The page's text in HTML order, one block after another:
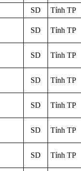
SD Tỉnh TP
SD Tỉnh TP
SD Tỉnh TP
SD Tỉnh TP
SD Tỉnh TP
SD Tỉnh TP
SD Tỉnh TP